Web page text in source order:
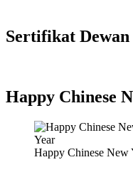
Sertifikat Dewan
Happy Chinese
Happy Chinese New